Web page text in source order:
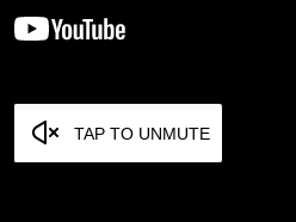
TAP TO UNMUTE